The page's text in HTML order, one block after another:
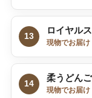
13
ロイヤル
現物でお届け
14
柔うどん
現物でお届け